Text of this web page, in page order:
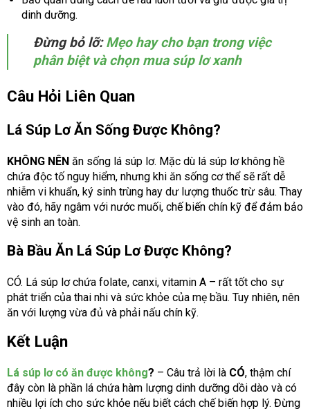
dinh dưỡng.
Đừng bỏ lỡ:Mẹo hay cho bạn trong việc
phân biệt và chọn mua súp lơ xanh
Câu Hỏi Liên Quan
Lá Súp Lơ Ăn Sống Được Không?
KHÔNG NÊN ăn sống lá súp lơ. Mặc dù lá súp lơ không hề
chứa độc tố nguy hiểm, nhưng khi ăn sống cơ thể sẽ rất dễ
nhiễm vi khuẩn, ký sinh trùng hay dư lượng thuốc trừ sâu. Thay
vào đó, hãy ngâm với nước muối, chế biến chín kỹ để đảm bảo
vệ sinh an toàn.
Bà Bầu Ăn Lá Súp Lơ Được Không?
CÓ. Lá súp lơ chứa folate, canxi, vitamin A – rất tốt cho sự
phát triển của thai nhi và sức khỏe của mẹ bầu. Tuy nhiên, nên
ăn với lượng vừa đủ và phải nấu chín kỹ.
Kết Luận
Lá súp lơ có ăn được không? – Câu trả lời là CÓ, thậm chí
đây còn là phần lá chứa hàm lượng dinh dưỡng dồi dào và có
nhiều lợi ích cho sức khỏe nếu biết cách chế biến hợp lý. Đừng